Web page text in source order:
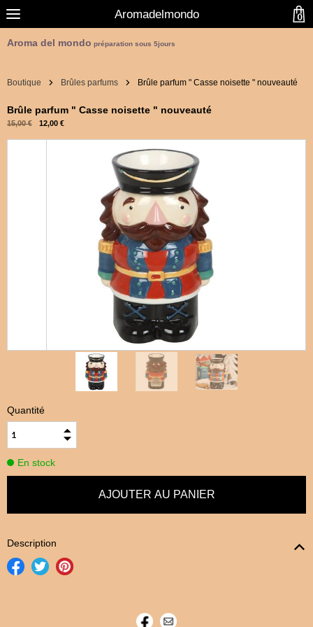
Aromadelmondo
Aroma del mondo préparation sous 5jours
Boutique Brûles parfums Brûle parfum " Casse noisette " nouveauté
Brûle parfum " Casse noisette " nouveauté
15,00 € 12,00 €
Quantité
En stock
Description
0